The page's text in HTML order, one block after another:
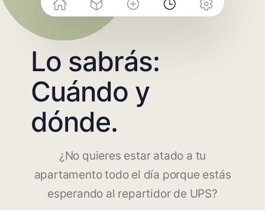
Lo sabrás:
Cuándo y
dónde.
¿No quieres estar atado a tu
apartamento todo el día porque estás
esperando al repartidor de UPS?